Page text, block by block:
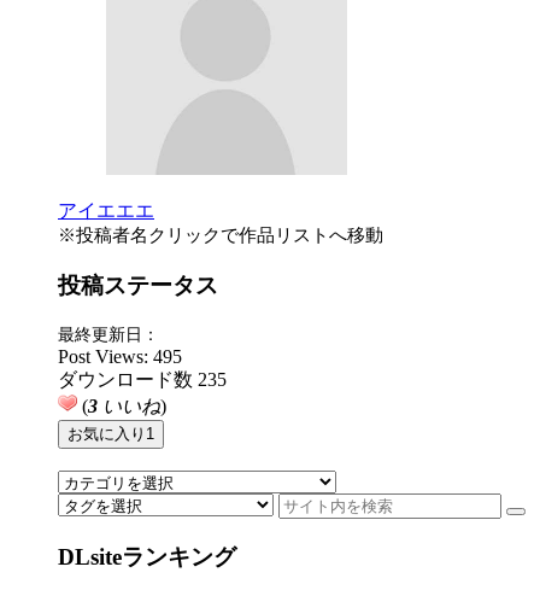
アイエエエ
※投稿者名クリックで作品リストへ移動
投稿ステータス
最終更新日：
Post Views: 495
ダウンロード数 235
(3 いいね)
お気に入り 1
DLsiteランキング